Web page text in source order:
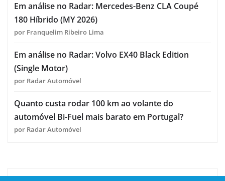
Em análise no Radar: Mercedes-Benz CLA Coupé
180 Híbrido (MY 2026)
por Franquelim Ribeiro Lima
Em análise no Radar: Volvo EX40 Black Edition
(Single Motor)
por Radar Automóvel
Quanto custa rodar 100 km ao volante do
automóvel Bi-Fuel mais barato em Portugal?
por Radar Automóvel